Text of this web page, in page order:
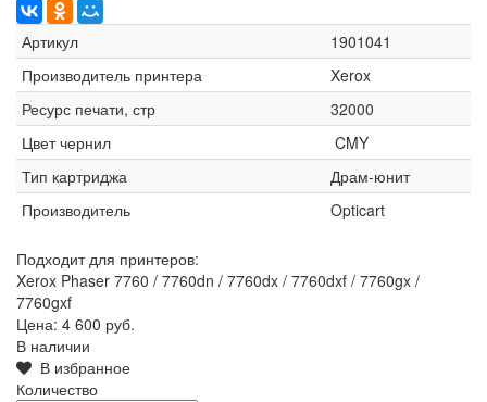
Артикул
1901041
Производитель принтера
Xerox
Ресурс печати, стр
32000
Цвет чернил
CMY
Тип картриджа
Драм-юнит
Производитель
Opticart
Подходит для принтеров:
Xerox Phaser 7760 / 7760dn / 7760dx / 7760dxf / 7760gx /
7760gxf
Цена: 4 600 руб.
В наличии
В избранное
Количество